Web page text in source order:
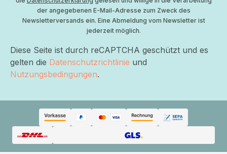
der angegebenen E-Mail-Adresse zum Zweck des
Newsletterversands ein. Eine Abmeldung vom Newsletter ist
jederzeit möglich.
Diese Seite ist durch reCAPTCHA geschützt und es
gelten die Datenschutzrichtlinie und
Nutzungsbedingungen.